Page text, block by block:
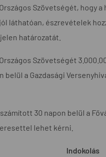
Szövetségét,
láthatóan, észrevételek
határozatát.
Szövetségét
a Gazdasági
30 napon belül a
lehet kérni.
Indokolás